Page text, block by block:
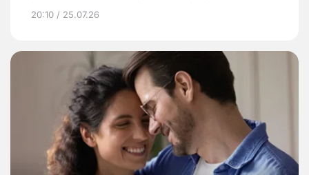
20:10 / 25.07.26